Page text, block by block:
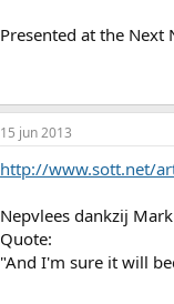
Presented at the Next
15 jun 2013
http://www.sott.net/
Nepvlees dankzij
Quote:
"And I'm sure it will